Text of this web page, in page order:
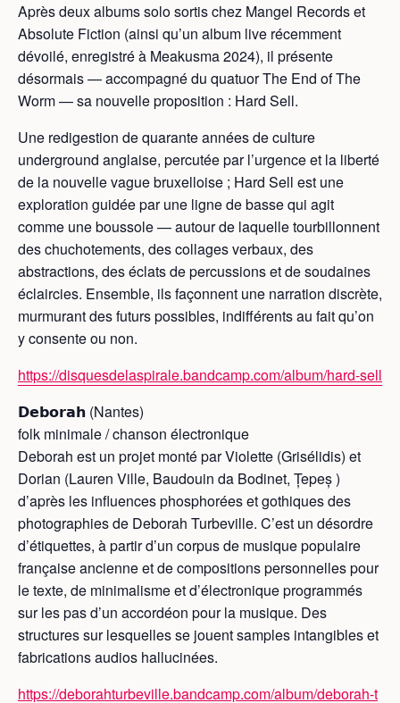
Après deux albums solo sortis chez Mangel Records et
Absolute Fiction (ainsi qu’un album live récemment
dévoilé, enregistré à Meakusma 2024), il présente
désormais — accompagné du quatuor The End of The
Worm — sa nouvelle proposition : Hard Sell.
Une redigestion de quarante années de culture
underground anglaise, percutée par l’urgence et la liberté
de la nouvelle vague bruxelloise ; Hard Sell est une
exploration guidée par une ligne de basse qui agit
comme une boussole — autour de laquelle tourbillonnent
des chuchotements, des collages verbaux, des
abstractions, des éclats de percussions et de soudaines
éclaircies. Ensemble, ils façonnent une narration discrète,
murmurant des futurs possibles, indifférents au fait qu’on
y consente ou non.
https://disquesdelaspirale.bandcamp.com/album/hard-sell
𝗗𝗲𝗯𝗼𝗿𝗮𝗵 (Nantes)
folk minimale / chanson électronique
Deborah est un projet monté par Violette (Grisélidis) et
Dorian (Lauren Ville, Baudouin da Bodinet, Țepeș )
d’après les influences phosphorées et gothiques des
photographies de Deborah Turbeville. C’est un désordre
d’étiquettes, à partir d’un corpus de musique populaire
française ancienne et de compositions personnelles pour
le texte, de minimalisme et d’électronique programmés
sur les pas d’un accordéon pour la musique. Des
structures sur lesquelles se jouent samples intangibles et
fabrications audios hallucinées.
https://deborahturbeville.bandcamp.com/album/deborah-t